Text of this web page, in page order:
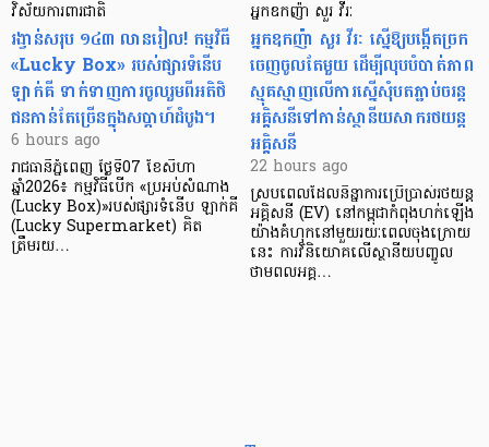
វិស័យការពារជាតិ
រង្វាន់សរុប ១៤៣ លានរៀល! កម្មវិធី
«Lucky Box» របស់ផ្សារទំនើប
ឡាក់គី ទាក់ទាញការចូលរួមពីអតិថិ
ជនកាន់តែច្រើនក្នុងសប្តាហ៍ដំបូង។
6 hours ago
រាជធានីភ្នំពេញ ថ្ងៃទី07 ខែសីហា
ឆ្នាំ2026៖ កម្មវិធីបើក «ប្រអប់សំណាង
(Lucky Box)»របស់ផ្សារទំនើប ឡាក់គី
(Lucky Supermarket) គិត
ត្រឹមរយ…
អ្នកឧកញ៉ា សួរ វីរៈ
អ្នកឧកញ៉ា សួរ វីរៈ ស្នើឱ្យបង្កើតច្រក
ចេញចូលតែមួយ ដើម្បីលុបបំបាត់ភាព
ស្មុគស្មាញលើការស្នើសុំបតភ្ជាប់ចរន្ត
អគ្គិសនីទៅកាន់ស្ថានីយសាករថយន្ត
អគ្គិសនី
22 hours ago
ស្របពេលដែលនិន្នាការប្រើប្រាស់រថយន្ត
អគ្គិសនី (EV) នៅកម្ពុជាកំពុងហក់ឡើង
យ៉ាងគំហុកនៅមួយរយៈពេលចុងក្រោយ
នេះ ការវិនិយោគលើស្ថានីយបញ្ចូល
ថាមពលអគ្គ…